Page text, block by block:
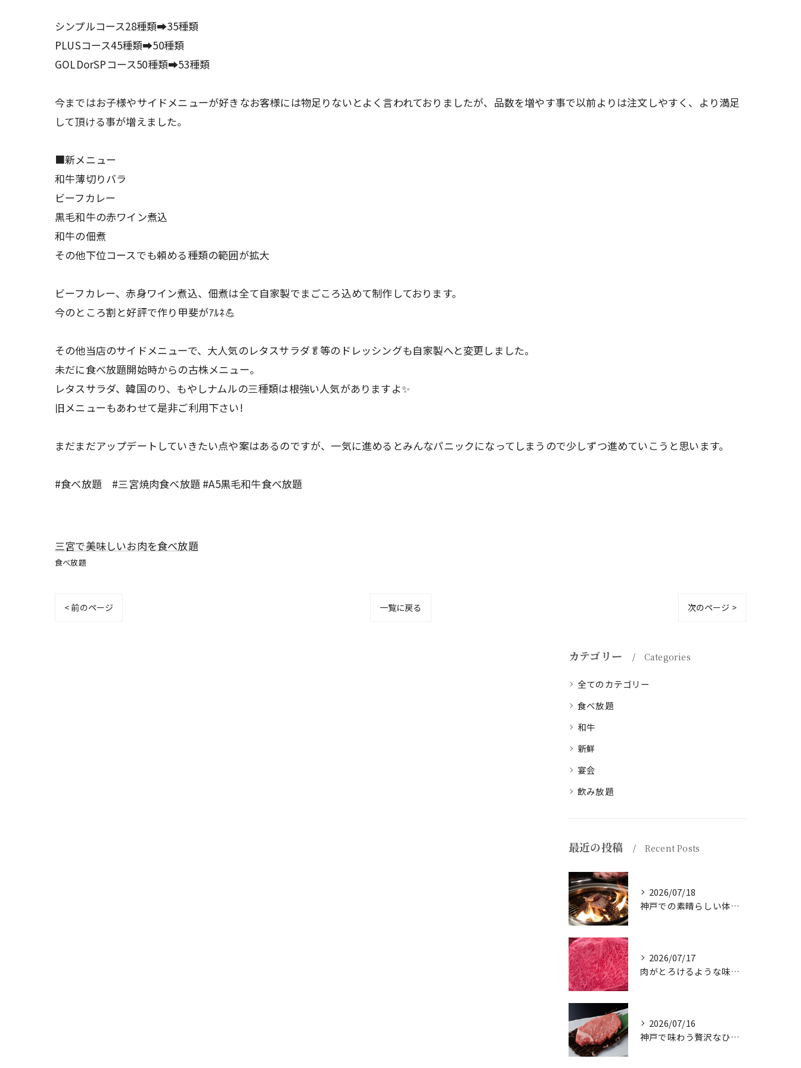
シンプルコース28種類➡️35種類
PLUSコース45種類➡️50種類
GOLDorSPコース50種類➡️53種類
今まではお子様やサイドメニューが好きなお客様には物足りないとよく言われておりましたが、品数を増やす事で以前よりは注文しやすく、より満足
して頂ける事が増えました。
■新メニュー
和牛薄切りバラ
ビーフカレー
黒毛和牛の赤ワイン煮込
和牛の佃煮
その他下位コースでも頼める種類の範囲が拡大
ビーフカレー、赤身ワイン煮込、佃煮は全て自家製でまごころ込めて制作しております。
今のところ割と好評で作り甲斐がｱﾙﾈ💪
その他当店のサイドメニューで、大人気のレタスサラダ🥬等のドレッシングも自家製へと変更しました。
未だに食べ放題開始時からの古株メニュー。
レタスサラダ、韓国のり、もやしナムルの三種類は根強い人気がありますよ✨
旧メニューもあわせて是非ご利用下さい!
まだまだアップデートしていきたい点や案はあるのですが、一気に進めるとみんなパニックになってしまうので少しずつ進めていこうと思います。
#食べ放題 #三宮焼肉食べ放題 #A5黒毛和牛食べ放題
三宮で美味しいお肉を食べ放題
食べ放題
< 前のページ 一覧に戻る 次のページ >
カテゴリー Categories
全てのカテゴリー
食べ放題
和牛
新鮮
宴会
飲み放題
最近の投稿 Recent Posts
2026/07/18
神戸での素晴らしい体験をお探しですか？
2026/07/17
肉がとろけるような味わいを体験したことはありますか？
2026/07/16
神戸で味わう贅沢なひとときを。